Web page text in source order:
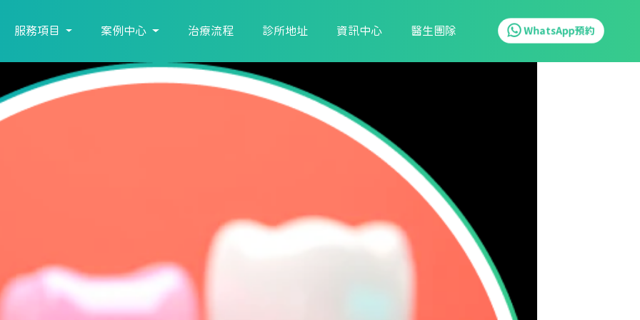
服務項目 案例中心 治療流程 診所地址 資訊中心 醫生團隊 WhatsApp預約